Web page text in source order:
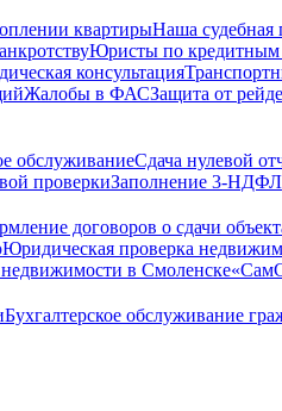
квартирыНаша судебная
Юристы по кредитным
консультация
Жалобы в ФАСЗащита от
обслуживаниеСдача нулевой
проверкиЗаполнение 3-НДФЛ
договоров о сдачи
Юридическая проверка
в Cмоленске
Бухгалтерское обслуживание